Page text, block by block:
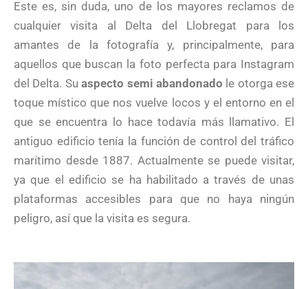
Este es, sin duda, uno de los mayores reclamos de
cualquier visita al Delta del Llobregat para los
amantes de la fotografía y, principalmente, para
aquellos que buscan la foto perfecta para Instagram
del Delta. Suaspecto semi abandonado le otorga ese
toque místico que nos vuelve locos y el entorno en el
que se encuentra lo hace todavía más llamativo. El
antiguo edificio tenía la función de control del tráfico
marítimo desde 1887. Actualmente se puede visitar,
ya que el edificio se ha habilitado a través de unas
plataformas accesibles para que no haya ningún
peligro, así que la visita es segura.